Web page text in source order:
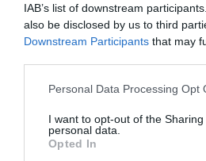
IAB’s list of downstream
also be disclosed by us to third
Downstream Participants that may
Please note that this website/app
not limited to your visit or usage
grant or deny consent to Google
use your data for below specified
Personal Data Processing Opt
I want to opt-out of the
personal data.
Opted In